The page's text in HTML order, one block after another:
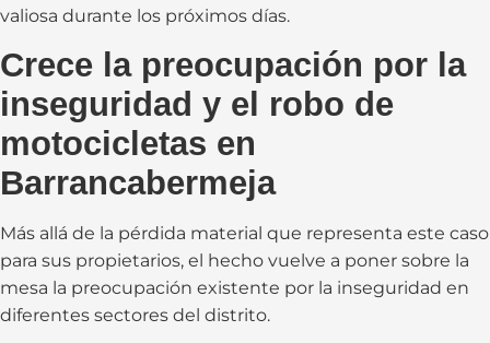
valiosa durante los próximos días.
Crece la preocupación por la
inseguridad y el robo de
motocicletas en
Barrancabermeja
Más allá de la pérdida material que representa este caso
para sus propietarios, el hecho vuelve a poner sobre la
mesa la preocupación existente por la inseguridad en
diferentes sectores del distrito.